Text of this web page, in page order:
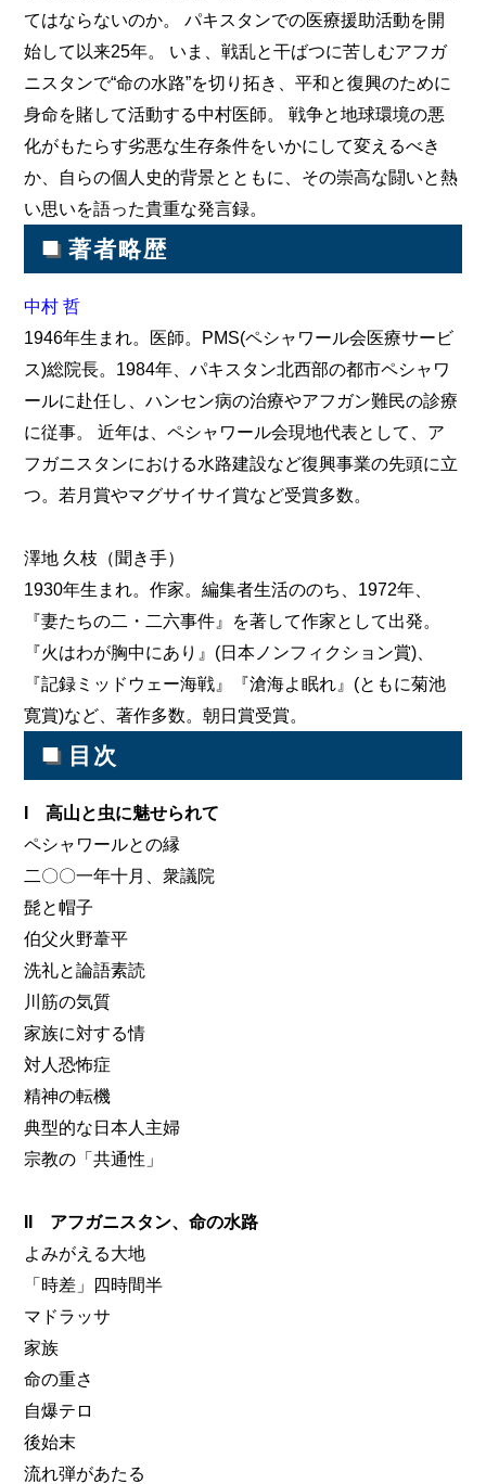
てはならないのか。 パキスタンでの医療援助活動を開
始して以来25年。 いま、戦乱と干ばつに苦しむアフガ
ニスタンで“命の水路”を切り拓き、平和と復興のために
身命を賭して活動する中村医師。 戦争と地球環境の悪
化がもたらす劣悪な生存条件をいかにして変えるべき
か、自らの個人史的背景とともに、その崇高な闘いと熱
い思いを語った貴重な発言録。
■ 著者略歴
中村 哲
1946年生まれ。医師。PMS(ペシャワール会医療サービ
ス)総院長。1984年、パキスタン北西部の都市ペシャワ
ールに赴任し、ハンセン病の治療やアフガン難民の診療
に従事。 近年は、ペシャワール会現地代表として、ア
フガニスタンにおける水路建設など復興事業の先頭に立
つ。若月賞やマグサイサイ賞など受賞多数。
澤地 久枝（聞き手）
1930年生まれ。作家。編集者生活ののち、1972年、
『妻たちの二・二六事件』を著して作家として出発。
『火はわが胸中にあり』(日本ノンフィクション賞)、
『記録ミッドウェー海戦』『滄海よ眠れ』(ともに菊池
寛賞)など、著作多数。朝日賞受賞。
■ 目次
I 高山と虫に魅せられて
ペシャワールとの縁
二〇〇一年十月、衆議院
髭と帽子
伯父火野葦平
洗礼と論語素読
川筋の気質
家族に対する情
対人恐怖症
精神の転機
典型的な日本人主婦
宗教の「共通性」
II アフガニスタン、命の水路
よみがえる大地
「時差」四時間半
マドラッサ
家族
命の重さ
自爆テロ
後始末
流れ弾があたる